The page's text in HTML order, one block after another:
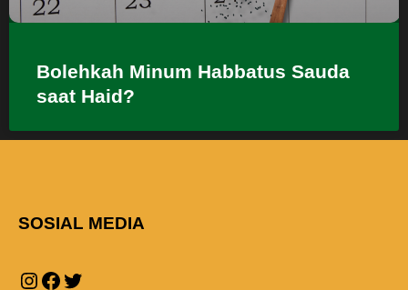
Bolehkah Minum Habbatus Sauda
saat Haid?
SOSIAL MEDIA